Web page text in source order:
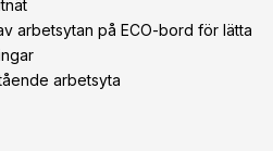
arbetsytan på ECO-bord för lätta
arbetsyta